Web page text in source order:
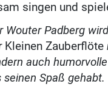
singen und
Wouter Padberg
Kleinen Zauberflöte
auch
Spaß gehabt.